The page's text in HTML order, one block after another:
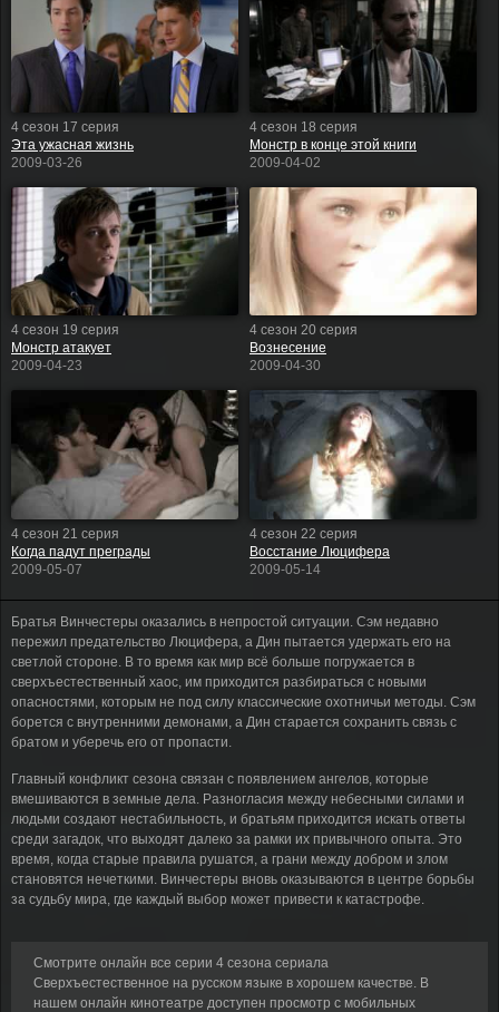
4 сезон 17 серия
Эта ужасная жизнь
2009-03-26
4 сезон 18 серия
Монстр в конце этой книги
2009-04-02
4 сезон 19 серия
Монстр атакует
2009-04-23
4 сезон 20 серия
Вознесение
2009-04-30
4 сезон 21 серия
Когда падут преграды
2009-05-07
4 сезон 22 серия
Восстание Люцифера
2009-05-14
Братья Винчестеры оказались в непростой ситуации. Сэм недавно
пережил предательство Люцифера, а Дин пытается удержать его на
светлой стороне. В то время как мир всё больше погружается в
сверхъестественный хаос, им приходится разбираться с новыми
опасностями, которым не под силу классические охотничьи методы. Сэм
борется с внутренними демонами, а Дин старается сохранить связь с
братом и уберечь его от пропасти.
Главный конфликт сезона связан с появлением ангелов, которые
вмешиваются в земные дела. Разногласия между небесными силами и
людьми создают нестабильность, и братьям приходится искать ответы
среди загадок, что выходят далеко за рамки их привычного опыта. Это
время, когда старые правила рушатся, а грани между добром и злом
становятся нечеткими. Винчестеры вновь оказываются в центре борьбы
за судьбу мира, где каждый выбор может привести к катастрофе.
Смотрите онлайн все серии 4 сезона сериала
Сверхъестественное на русском языке в хорошем качестве. В
нашем онлайн кинотеатре доступен просмотр с мобильных